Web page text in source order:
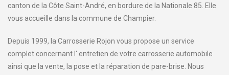
canton de la Côte Saint-André, en bordure de la Nationale 85. Elle
vous accueille dans la commune de Champier.
Depuis 1999, la Carrosserie Rojon vous propose un service
complet concernant l' entretien de votre carrosserie automobile
ainsi que la vente, la pose et la réparation de pare-brise. Nous